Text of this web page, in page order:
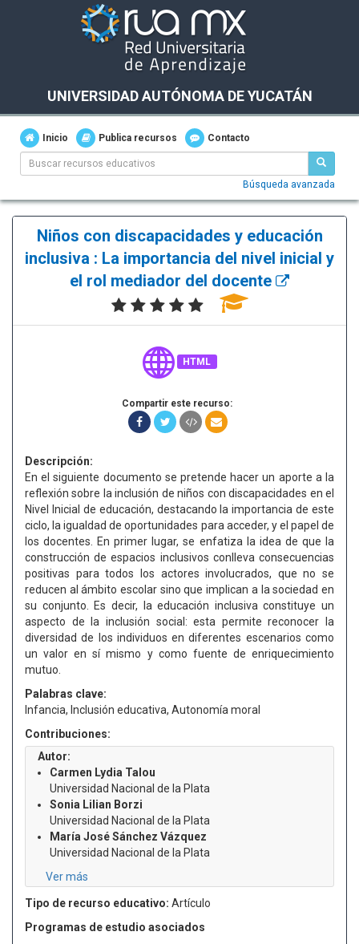
UNIVERSIDAD AUTÓNOMA DE YUCATÁN
Inicio Publica recursos Contacto
Búsqueda avanzada
Niños con discapacidades y educación
inclusiva : La importancia del nivel inicial y
el rol mediador del docente
HTML
Compartir este recurso:
Descripción:
En el siguiente documento se pretende hacer un aporte a la
reflexión sobre la inclusión de niños con discapacidades en el
Nivel Inicial de educación, destacando la importancia de este
ciclo, la igualdad de oportunidades para acceder, y el papel de
los docentes. En primer lugar, se enfatiza la idea de que la
construcción de espacios inclusivos conlleva consecuencias
positivas para todos los actores involucrados, que no se
reducen al ámbito escolar sino que implican a la sociedad en
su conjunto. Es decir, la educación inclusiva constituye un
aspecto de la inclusión social: esta permite reconocer la
diversidad de los individuos en diferentes escenarios como
un valor en sí mismo y como fuente de enriquecimiento
mutuo.
Palabras clave:
Infancia, Inclusión educativa, Autonomía moral
Contribuciones:
Autor:
Carmen Lydia Talou
Universidad Nacional de la Plata
Sonia Lilian Borzi
Universidad Nacional de la Plata
María José Sánchez Vázquez
Universidad Nacional de la Plata
Ver más
Tipo de recurso educativo: Artículo
Programas de estudio asociados